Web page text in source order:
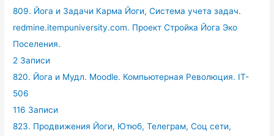
809. Йога и Задачи Карма Йоги, Система учета задач.
redmine.itempuniversity.com. Проект Стройка Йога Эко
Поселения.
2 Записи
820. Йога и Мудл. Moodle. Компьютерная Революция. IT-
506
116 Записи
823. Продвижения Йоги, Ютюб, Телеграм, Соц сети,